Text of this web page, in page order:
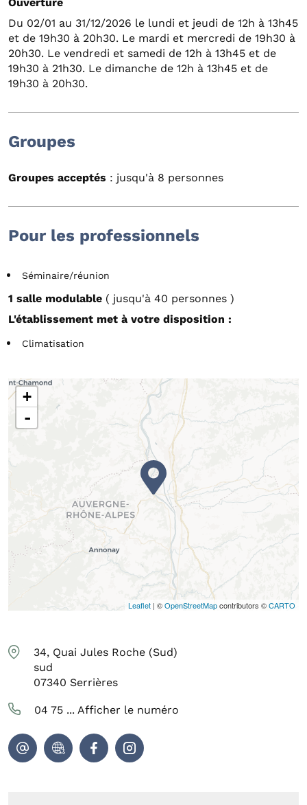
Du 02/01 au 31/12/2026 le lundi et jeudi de 12h à 13h45
et de 19h30 à 20h30. Le mardi et mercredi de 19h30 à
20h30. Le vendredi et samedi de 12h à 13h45 et de
19h30 à 21h30. Le dimanche de 12h à 13h45 et de
19h30 à 20h30.
Groupes
Groupes acceptés : jusqu'à 8 personnes
Pour les professionnels
Séminaire/réunion
1 salle modulable ( jusqu'à 40 personnes )
L'établissement met à votre disposition :
Climatisation
+
-
Leaflet | ©OpenStreetMapcontributors ©CARTO
34, Quai Jules Roche (Sud)
sud
07340 Serrières
04 75 ... Afficher le numéro